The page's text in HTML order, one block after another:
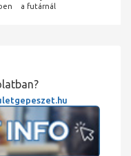
a futárnál